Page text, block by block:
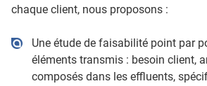
chaque client, nous proposons :
Une étude de faisabilité point par
éléments transmis : besoin client,
composés dans les effluents,